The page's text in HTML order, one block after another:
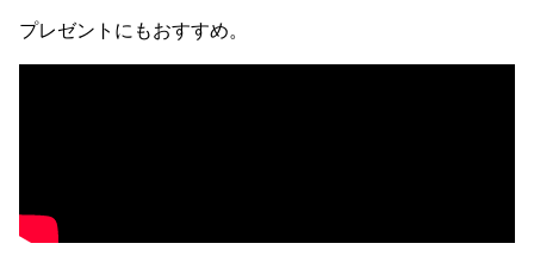
プレゼントにもおすすめ。